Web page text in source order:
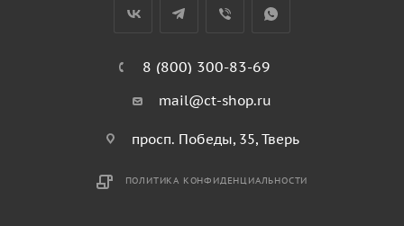
8 (800) 300-83-69
mail@ct-shop.ru
просп. Победы, 35, Тверь
ПОЛИТИКА КОНФИДЕНЦИАЛЬНОСТИ